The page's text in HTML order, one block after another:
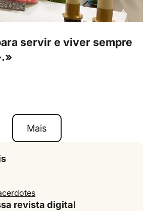
servir e viver sempre
Mais
revista digital